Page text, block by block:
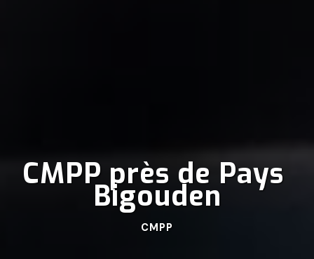
CMPP près de Pays
Bigouden
CMPP